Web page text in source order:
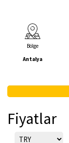
Bölge
Antalya
Fiyatlar